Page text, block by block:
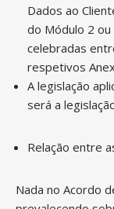
Dados ao
do Módulo 2
celebradas
respetivos
A legislação
será a
Relação entre
Nada no Acordo